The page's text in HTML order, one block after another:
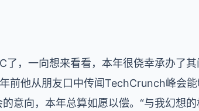
了，一向想来看看，本年很侥幸承办了
前他从朋友口中传闻TechCrunch峰会
意向，本年总算如愿以偿。“与我幻想